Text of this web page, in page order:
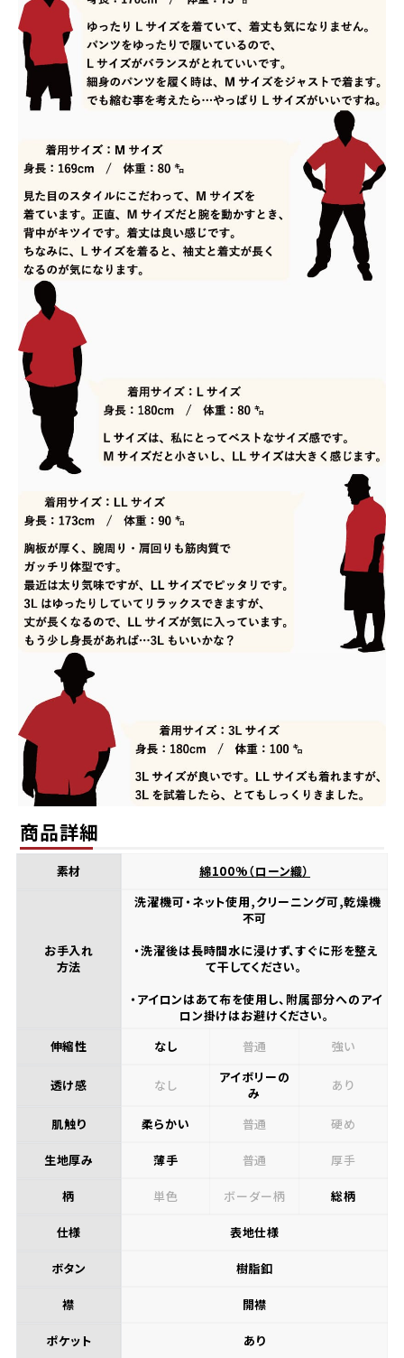
急いでいます。いつ発送されますか？
平日・土日祝ともに午前10時までのご注文で、
当日発送しております。
お届けの目安は、本州・九州・四国は発送日の
翌日、北海道は3日後、沖縄県内は翌日です。
※確約ではありません。一部地域や天候・交通
状況により、お届けが遅れる場合がございます。
商品詳細
素材 綿100%（ローン織）
お手入れ
方法
洗濯機可・ネット使用,クリーニング可,乾燥機
不可
・洗濯後は長時間水に浸けず、すぐに形を整え
て干してください。
・アイロンはあて布を使用し、附属部分へのアイ
ロン掛けはお避けください。
伸縮性
なし 普通 強い
透け感 なし
アイボリーの
み
あり
肌触り 柔らかい 普通 硬め
生地厚み 薄手 普通 厚手
柄 単色 ボーダー柄 総柄
仕様 表地仕様
ボタン 樹脂釦
襟 開襟
ポケット あり